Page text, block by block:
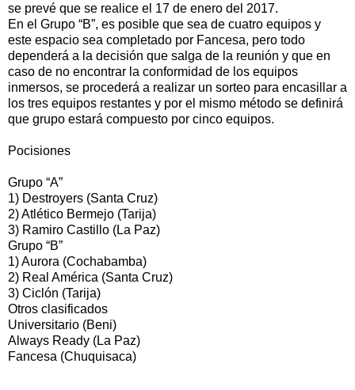
se prevé que se realice el 17 de enero del 2017.
En el Grupo “B”, es posible que sea de cuatro equipos y
este espacio sea completado por Fancesa, pero todo
dependerá a la decisión que salga de la reunión y que en
caso de no encontrar la conformidad de los equipos
inmersos, se procederá a realizar un sorteo para encasillar a
los tres equipos restantes y por el mismo método se definirá
que grupo estará compuesto por cinco equipos.
Pocisiones
Grupo “A”
1) Destroyers (Santa Cruz)
2) Atlético Bermejo (Tarija)
3) Ramiro Castillo (La Paz)
Grupo “B”
1) Aurora (Cochabamba)
2) Real América (Santa Cruz)
3) Ciclón (Tarija)
Otros clasificados
Universitario (Beni)
Always Ready (La Paz)
Fancesa (Chuquisaca)